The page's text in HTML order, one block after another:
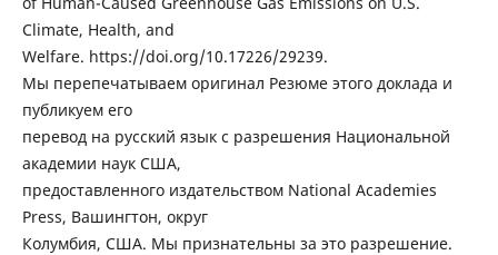
Climate, Health, and
Welfare. https://doi.org/10.17226/29239.
Мы перепечатываем оригинал Резюме этого доклада и
публикуем его
перевод на русский язык с разрешения Национальной
академии наук США,
предоставленного издательством National Academies
Press, Вашингтон, округ
Колумбия, США. Мы признательны за это разрешение.